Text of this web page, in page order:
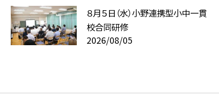
８月５日（水）小野連携型小中一貫
校合同研修
2026/08/05